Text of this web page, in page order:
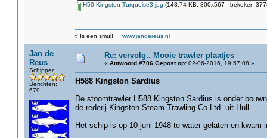
H50-Kingston-Turquoise3.jpg (148.74 KB, 800x567 - bekeken
t' Is een smul! www.jandereus.nl
Jan de
Reus
Schipper
Berichten:
679
Re: vervolg.. Mooie trawler plaatjes
« Antwoord #706 Gepost op:02-06-2016, 19:57:08 »
H588 Kingston Sardius
De stoomtrawler H588 Kingston Sardius is onder
de rederij Kingston Steam Trawling Co Ltd. uit Hull.
Het schip is op 10 juni 1948 te water gelaten en